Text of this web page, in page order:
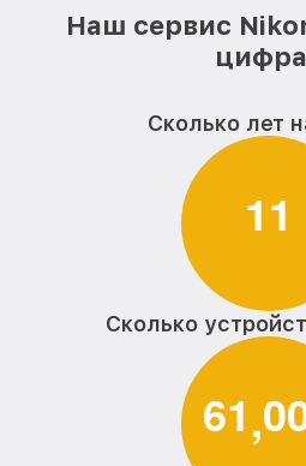
Наш сервис
Сколько лет
11
Сколько
61,0